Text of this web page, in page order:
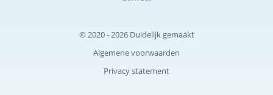
© 2020 - 2026 Duidelijk gemaakt
Algemene voorwaarden
Privacy statement